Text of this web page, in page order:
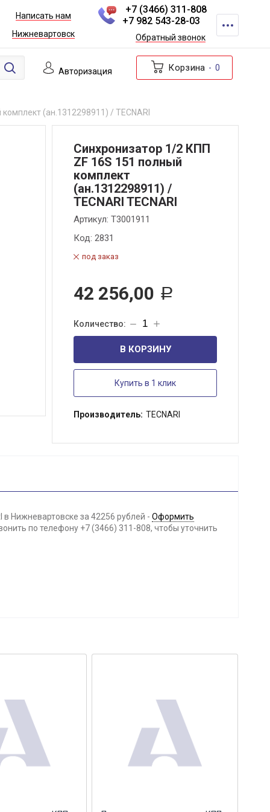
Написать нам
Нижневартовск
+7 (3466) 311-808
+7 982 543-28-03
Обратный звонок
Авторизация Корзина 0
(ан.1312298911) / TECNARI
Синхронизатор 1/2 КПП
ZF 16S 151 полный
комплект
(ан.1312298911) /
TECNARI TECNARI
Артикул: T3001911
Код: 2831
под заказ
42 256,00 Р
В КОРЗИНУ
Купить в 1 клик
Производитель: TECNARI
Нижневартовске за 42256 рублей - Оформить
по телефону +7 (3466) 311-808, чтобы уточнить